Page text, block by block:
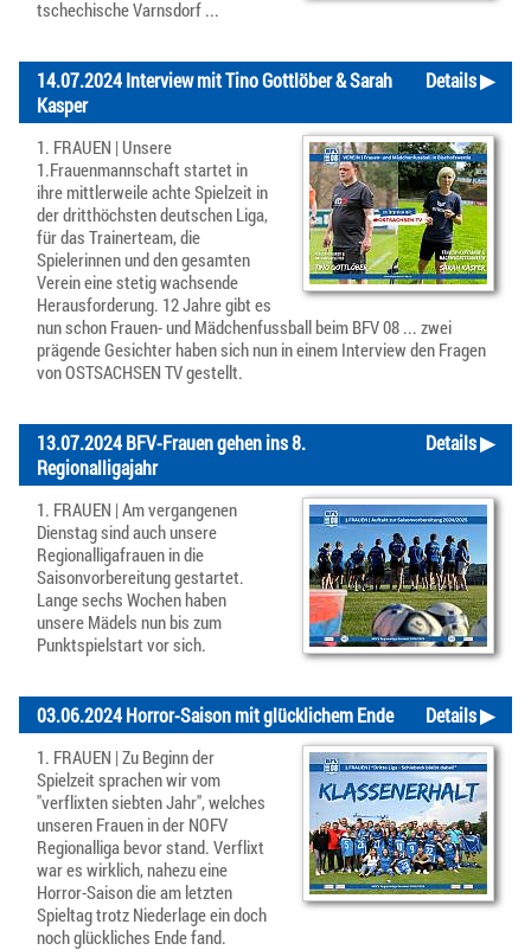
tschechische Varnsdorf ...
Details ▶
14.07.2024 Interview mit Tino Gottlöber & Sarah
Kasper
1. FRAUEN | Unsere
1.Frauenmannschaft startet in
ihre mittlerweile achte Spielzeit in
der dritthöchsten deutschen Liga,
für das Trainerteam, die
Spielerinnen und den gesamten
Verein eine stetig wachsende
Herausforderung. 12 Jahre gibt es
nun schon Frauen- und Mädchenfussball beim BFV 08 ... zwei
prägende Gesichter haben sich nun in einem Interview den Fragen
von OSTSACHSEN TV gestellt.
Details ▶
13.07.2024 BFV-Frauen gehen ins 8.
Regionalligajahr
1. FRAUEN | Am vergangenen
Dienstag sind auch unsere
Regionalligafrauen in die
Saisonvorbereitung gestartet.
Lange sechs Wochen haben
unsere Mädels nun bis zum
Punktspielstart vor sich.
Details ▶
03.06.2024 Horror-Saison mit glücklichem Ende
1. FRAUEN | Zu Beginn der
Spielzeit sprachen wir vom
"verflixten siebten Jahr", welches
unseren Frauen in der NOFV
Regionalliga bevor stand. Verflixt
war es wirklich, nahezu eine
Horror-Saison die am letzten
Spieltag trotz Niederlage ein doch
noch glückliches Ende fand.